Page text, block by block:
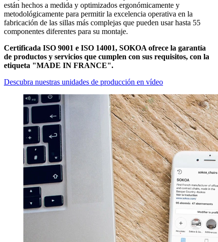
están hechos a medida y optimizados ergonómicamente y
metodológicamente para permitir la excelencia operativa en la
fabricación de las sillas más complejas que pueden usar hasta 55
componentes diferentes para su montaje.
Certificada ISO 9001 e ISO 14001, SOKOA ofrece la garantía
de productos y servicios que cumplen con sus requisitos, con la
etiqueta "MADE IN FRANCE".
Descubra nuestras unidades de producción en vídeo